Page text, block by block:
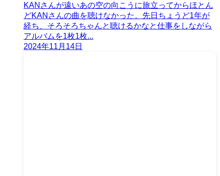
KANさんが遠いあの空の向こうに旅立ってからほとん
どKANさんの曲を聴けなかった。先日ちょうど1年が
経ち、そろそろちゃんと聴けるかなと仕事をしながら
アルバムを1枚1枚...
2024年11月14日